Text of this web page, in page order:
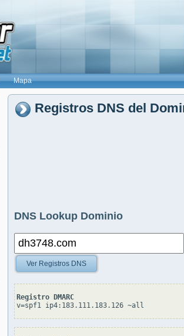
Mapa
Registros DNS del
DNS Lookup Dominio
Ver Registros DNS
Registro DMARC
v=spf1 ip4:183.111.183.126 ~all